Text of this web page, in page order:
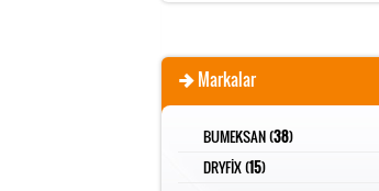
Markalar
BUMEKSAN (38)
DRYFİX (15)